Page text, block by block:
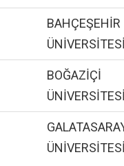
BAHÇEŞEHİR
BOĞAZİÇİ